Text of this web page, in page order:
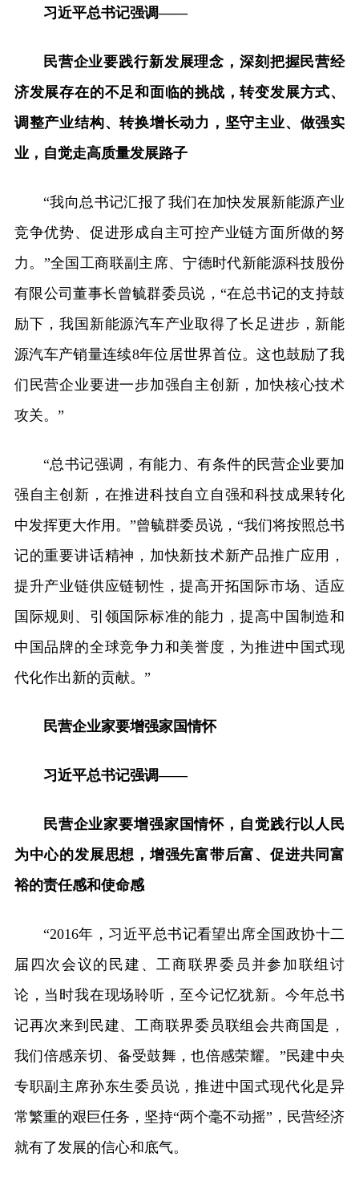
习近平总书记强调——
民营企业要践行新发展理念，深刻把握民营经
济发展存在的不足和面临的挑战，转变发展方式、
调整产业结构、转换增长动力，坚守主业、做强实
业，自觉走高质量发展路子
“我向总书记汇报了我们在加快发展新能源产业
竞争优势、促进形成自主可控产业链方面所做的努
力。”全国工商联副主席、宁德时代新能源科技股份
有限公司董事长曾毓群委员说，“在总书记的支持鼓
励下，我国新能源汽车产业取得了长足进步，新能
源汽车产销量连续8年位居世界首位。这也鼓励了我
们民营企业要进一步加强自主创新，加快核心技术
攻关。”
“总书记强调，有能力、有条件的民营企业要加
强自主创新，在推进科技自立自强和科技成果转化
中发挥更大作用。”曾毓群委员说，“我们将按照总书
记的重要讲话精神，加快新技术新产品推广应用，
提升产业链供应链韧性，提高开拓国际市场、适应
国际规则、引领国际标准的能力，提高中国制造和
中国品牌的全球竞争力和美誉度，为推进中国式现
代化作出新的贡献。”
民营企业家要增强家国情怀
习近平总书记强调——
民营企业家要增强家国情怀，自觉践行以人民
为中心的发展思想，增强先富带后富、促进共同富
裕的责任感和使命感
“2016年，习近平总书记看望出席全国政协十二
届四次会议的民建、工商联界委员并参加联组讨
论，当时我在现场聆听，至今记忆犹新。今年总书
记再次来到民建、工商联界委员联组会共商国是，
我们倍感亲切、备受鼓舞，也倍感荣耀。”民建中央
专职副主席孙东生委员说，推进中国式现代化是异
常繁重的艰巨任务，坚持“两个毫不动摇”，民营经济
就有了发展的信心和底气。